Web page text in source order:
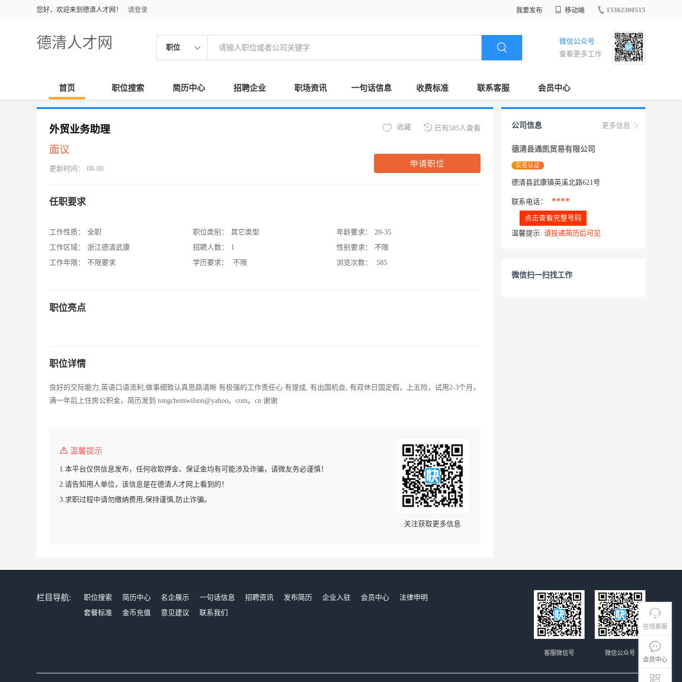
您好，欢迎来到德清人才网！ 请登录 我要发布 移动端 15362300515
德清人才网 职位
微信公众号
查看更多工作
首页 职位搜索 简历中心 招聘企业 职场资讯 一句话信息 收费标准 联系客服 会员中心
在线客服
会员中心
外贸业务助理
面议
更新时间： 08-08
已有585人查看
收藏
申请职位
任职要求
工作性质：
全职
工作区域：
浙江德清武康
工作年限：
不限要求
职位类别：
其它类型
招聘人数：
1
学历要求：
不限
年龄要求：
20-35
性别要求：
不限
浏览次数：
585
职位亮点
职位详情
良好的交际能力,英语口语流利,做事细致认真思路清晰 有极强的工作责任心 有提成, 有出国机会, 有双休日国定假，上五险，试用2-3个月，
满一年后上住房公积金，简历发到 tongchemwilson@yahoo。com。cn 谢谢
温馨提示
1.本平台仅供信息发布，任何收取押金、保证金均有可能涉及诈骗，请微友务必谨慎！
2.请告知用人单位，该信息是在德清人才网上看到的！
3.求职过程中请勿缴纳费用,保持谨慎,防止诈骗。
关注获取更多信息
更多信息
公司信息
德清县通凯贸易有限公司
实名认证
德清县武康镇英溪北路621号
联系电话： ****
点击查看完整号码
温馨提示: 请投递简历后可见
微信扫一扫找工作
栏目导航: 职位搜索 简历中心 名企展示 一句话信息 招聘资讯 发布简历 企业入驻 会员中心
法律申明
套餐标准
金币充值 意见建议 联系我们
微信公众号
客服微信号